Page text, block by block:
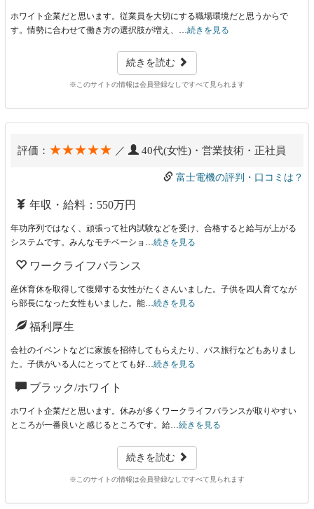
ホワイト企業だと思います。従業員を大切にする職場環境だと思うからで
す。情勢に合わせて働き方の選択肢が増え、…続きを見る
続きを読む
※このサイトの情報は会員登録なしですべて見られます
評価： ★★★★★ ／ 40代(女性)・営業技術・正社員
富士電機の評判・口コミは？
年収・給料：550万円
年功序列ではなく、頑張って社内試験などを受け、合格すると給与が上がる
システムです。みんなモチベーショ…続きを見る
ワークライフバランス
産休育休を取得して復帰する女性がたくさんいました。子供を四人育てなが
ら部長になった女性もいました。能…続きを見る
福利厚生
会社のイベントなどに家族を招待してもらえたり、バス旅行などもありまし
た。子供がいる人にとってとても好…続きを見る
ブラック/ホワイト
ホワイト企業だと思います。休みが多くワークライフバランスが取りやすい
ところが一番良いと感じるところです。給…続きを見る
続きを読む
※このサイトの情報は会員登録なしですべて見られます